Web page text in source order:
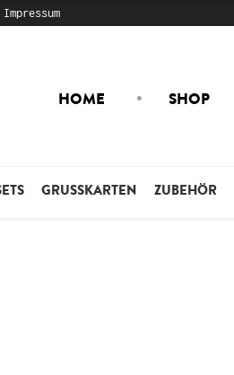
Impressum
HOME SHOP
GRUSSKARTEN ZUBEHÖR